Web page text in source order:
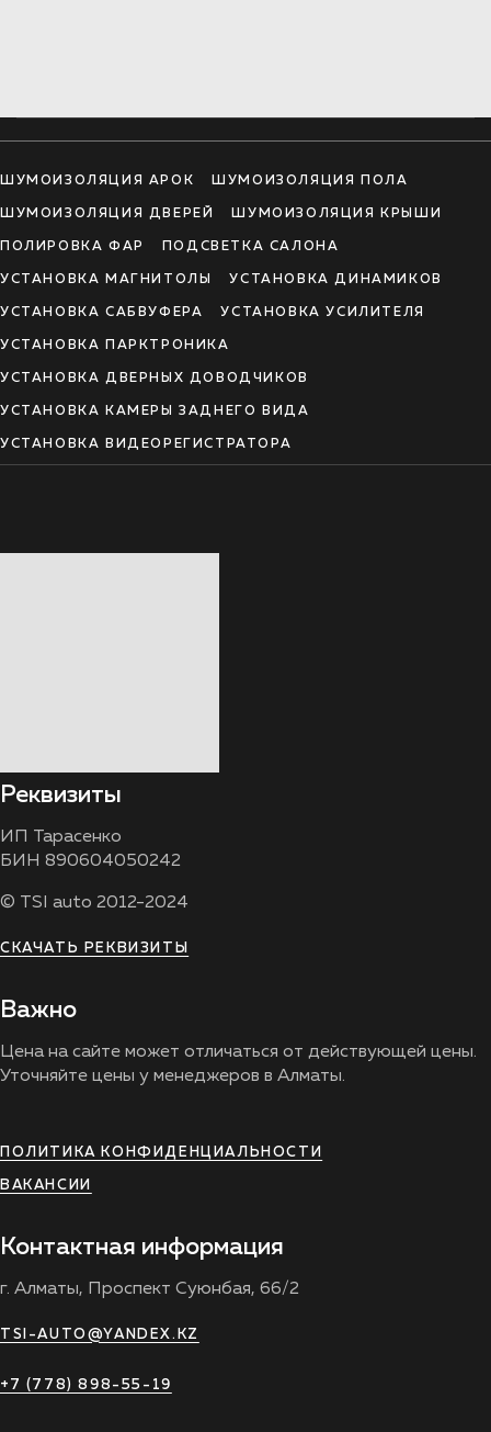
ШУМОИЗОЛЯЦИЯ АРОК ШУМОИЗОЛЯЦИЯ ПОЛА
ШУМОИЗОЛЯЦИЯ ДВЕРЕЙ ШУМОИЗОЛЯЦИЯ КРЫШИ
ПОЛИРОВКА ФАР ПОДСВЕТКА САЛОНА
УСТАНОВКА МАГНИТОЛЫ УСТАНОВКА ДИНАМИКОВ
УСТАНОВКА САБВУФЕРА УСТАНОВКА УСИЛИТЕЛЯ
УСТАНОВКА ПАРКТРОНИКА
УСТАНОВКА ДВЕРНЫХ ДОВОДЧИКОВ
УСТАНОВКА КАМЕРЫ ЗАДНЕГО ВИДА
УСТАНОВКА ВИДЕОРЕГИСТРАТОРА
Реквизиты
ИП Тарасенко
БИН 890604050242
© TSI auto 2012-2024
СКАЧАТЬ РЕКВИЗИТЫ
Важно
Цена на сайте может отличаться от действующей цены.
Уточняйте цены у менеджеров в Алматы.
ПОЛИТИКА КОНФИДЕНЦИАЛЬНОСТИ
ВАКАНСИИ
Контактная информация
г. Алматы, Проспект Суюнбая, 66/2
TSI-AUTO@YANDEX.KZ
+7 (778) 898-55-19